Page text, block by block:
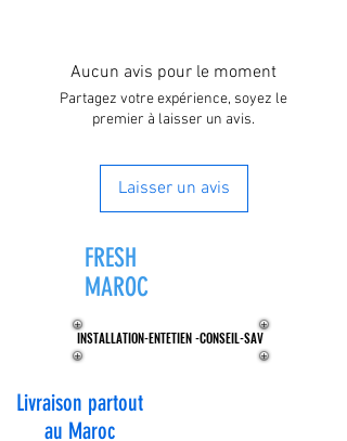
Pompe filtrante de 1 249 L/h incluse
Contenu : 1 piscine, 1 pompe de filtration, 1
distributeur ChemConnect
Aucun avis pour le moment
Partagez votre expérience, soyez le
premier à laisser un avis.
Laisser un avis
FRESH
MAROC
INSTALLATION-ENTETIEN -CONSEIL-SAV
INSTALLATION-ENTETIEN -CONSEIL-SAV
Livraison partout
au Maroc